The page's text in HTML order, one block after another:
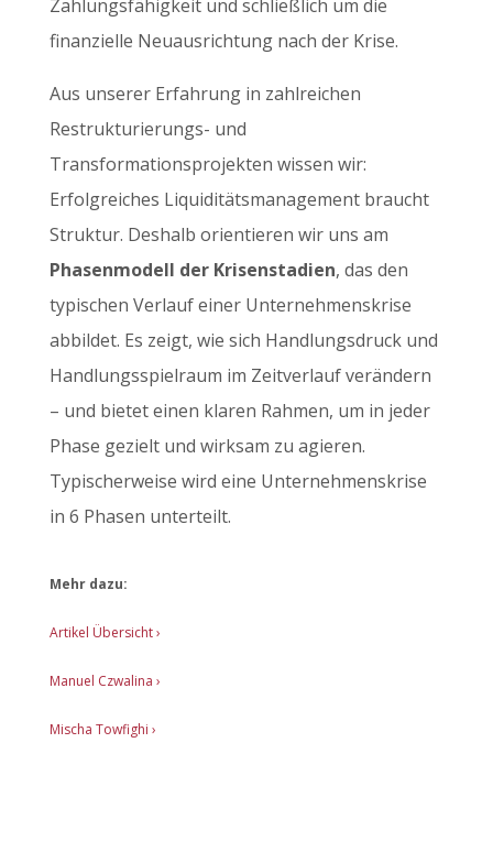
Zahlungsfähigkeit und schließlich um die
finanzielle Neuausrichtung nach der Krise.
Aus unserer Erfahrung in zahlreichen
Restrukturierungs- und
Transformationsprojekten wissen wir:
Erfolgreiches Liquiditätsmanagement braucht
Struktur. Deshalb orientieren wir uns am
Phasenmodell der Krisenstadien, das den
typischen Verlauf einer Unternehmenskrise
abbildet. Es zeigt, wie sich Handlungsdruck und
Handlungsspielraum im Zeitverlauf verändern
– und bietet einen klaren Rahmen, um in jeder
Phase gezielt und wirksam zu agieren.
Typischerweise wird eine Unternehmenskrise
in 6 Phasen unterteilt.
Mehr dazu:
Artikel Übersicht›
Manuel Czwalina ›
Mischa Towfighi ›